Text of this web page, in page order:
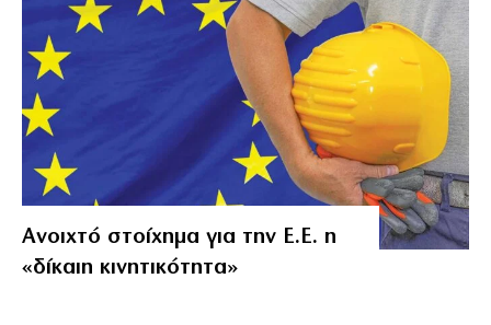
Ανοιχτό στοίχημα για την Ε.Ε. η
«δίκαιη κινητικότητα»